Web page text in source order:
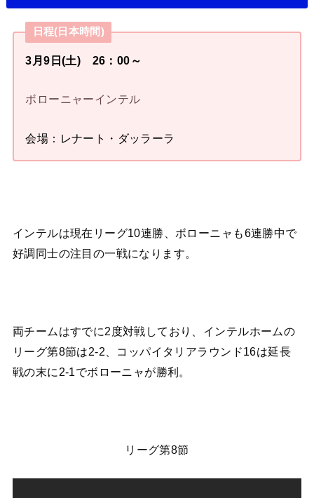
日程(日本時間)
3月9日(土) 26：00～
ボローニャーインテル
会場：レナート・ダッラーラ
インテルは現在リーグ10連勝、ボローニャも6連勝中で
好調同士の注目の一戦になります。
両チームはすでに2度対戦しており、インテルホームの
リーグ第8節は2-2、コッパイタリアラウンド16は延長
戦の末に2-1でボローニャが勝利。
リーグ第8節